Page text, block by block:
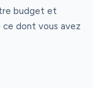
budget et
ce dont vous avez